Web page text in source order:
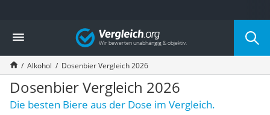
Die beliebtesten Vergleiche nach Kategorie
Lebensmittel
Schwarzkümmelöl
Knäckebrot
Schwarzkümmelöl-Kapseln
Manukahonig
Eiklar
Vergleich
Alkohol Dosenbier Vergleich 2026
Dosenbier Vergleich 2026
Die besten Biere aus der Dose im Vergleich.